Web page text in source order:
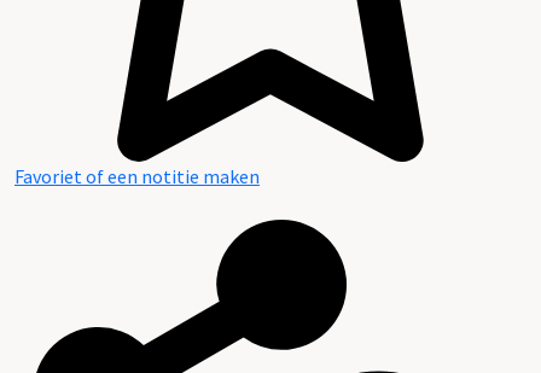
Plaatsingslijst
Favoriet of een notitie maken